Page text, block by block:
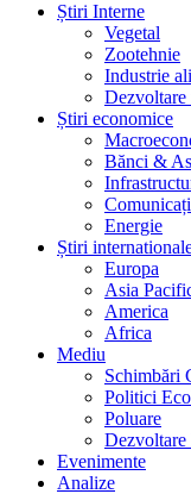
Știri Interne
Vegetal
Zootehnie
Industrie
Dezvoltare
Știri economice
Bănci &
Energie
Știri
Europa
Asia
America
Africa
Mediu
Schimbări
Politici
Poluare
Dezvoltare
Evenimente
Analize